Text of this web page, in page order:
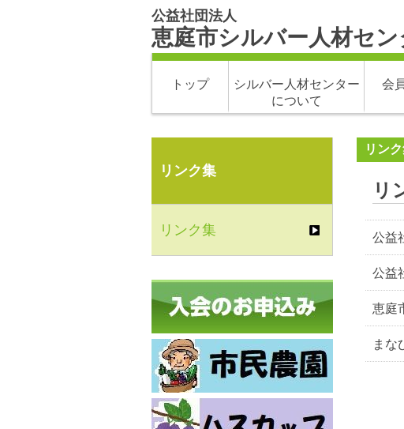
公益社団法人
恵庭市シルバー人材セン
トップ
シルバー人材センター
について
会
リン
リ
公益
公益
恵庭
まな
リンク集
リンク集